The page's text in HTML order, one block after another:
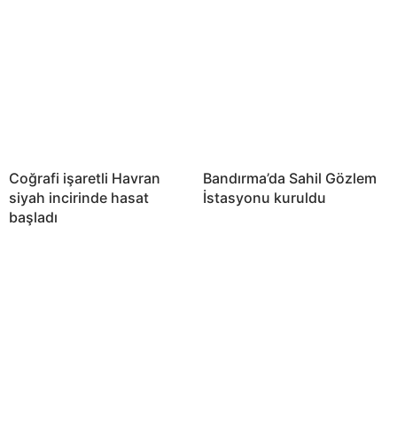
Coğrafi işaretli Havran
siyah incirinde hasat
başladı
Bandırma’da Sahil Gözlem
İstasyonu kuruldu